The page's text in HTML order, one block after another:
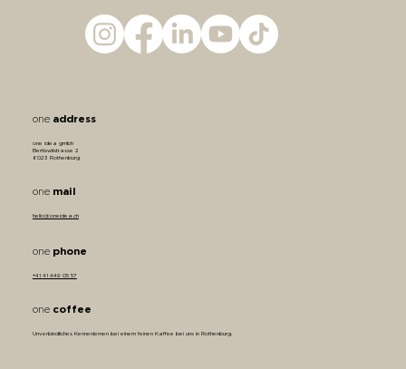
one address
one idea gmbh
Bertiswilstrasse 2
6023 Rothenburg
onemail
hello@oneidea.ch
onephone
+41 41 449 05 57
onecoffee
Unverbindliches Kennenlernen bei einem feinen Kaffee bei uns in Rothenburg.